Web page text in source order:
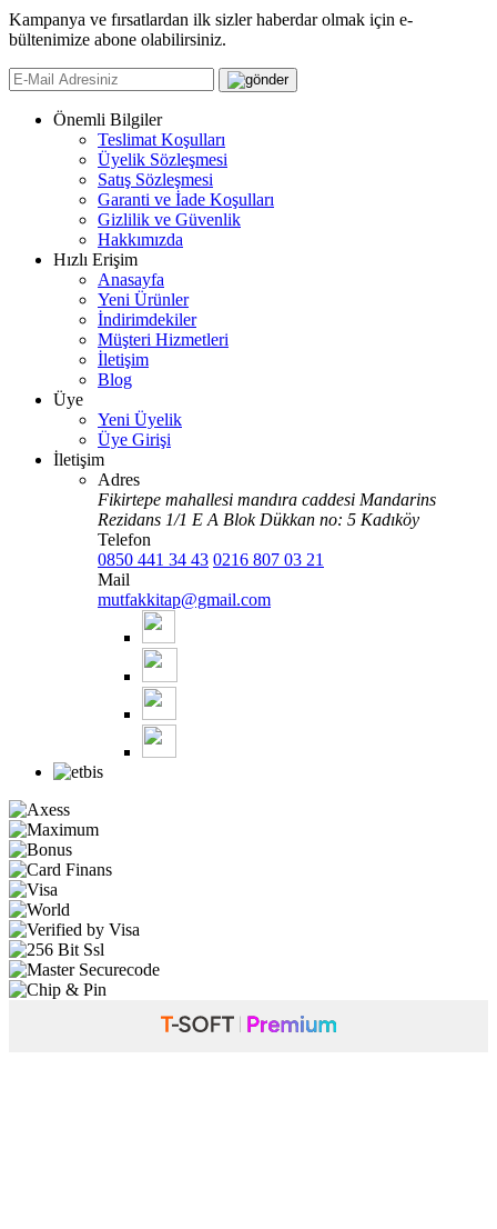
Kampanya ve fırsatlardan ilk sizler haberdar olmak için e-
bültenimize abone olabilirsiniz.
Önemli Bilgiler
Teslimat Koşulları
Üyelik Sözleşmesi
Satış Sözleşmesi
Garanti ve İade Koşulları
Gizlilik ve Güvenlik
Hakkımızda
Hızlı Erişim
Anasayfa
Yeni Ürünler
İndirimdekiler
Müşteri Hizmetleri
İletişim
Blog
Üye
Yeni Üyelik
Üye Girişi
İletişim
Adres
Fikirtepe mahallesi mandıra caddesi Mandarins
Rezidans 1/1 E A Blok Dükkan no: 5 Kadıköy
Telefon
0850 441 34 43 0216 807 03 21
Mail
mutfakkitap@gmail.com